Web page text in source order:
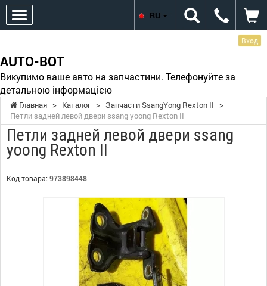
Вход
AUTO-BOT
Викупимо ваше авто на запчастини. Телефонуйте за
детальною інформацією
RU
Главная > Каталог > Запчасти SsangYong Rexton II
>
Петли задней левой двери ssang yoong Rexton II
Петли задней левой двери ssang
yoong Rexton II
Код товара: 973898448